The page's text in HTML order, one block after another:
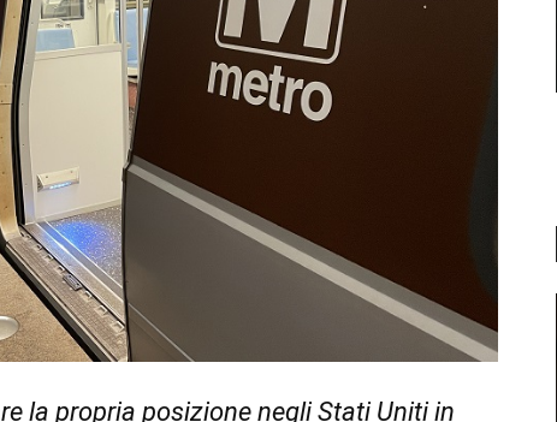
la propria posizione negli Stati Uniti in